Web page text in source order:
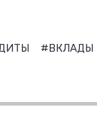
#ВКЛАДЫ